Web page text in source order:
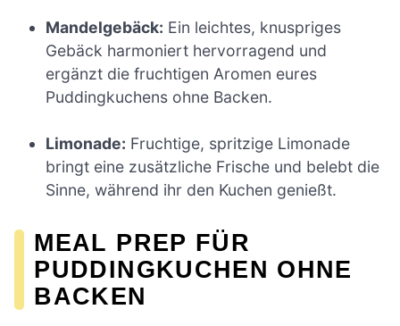
Mandelgebäck: Ein leichtes, knuspriges
Gebäck harmoniert hervorragend und
ergänzt die fruchtigen Aromen eures
Puddingkuchens ohne Backen.
Limonade: Fruchtige, spritzige Limonade
bringt eine zusätzliche Frische und belebt die
Sinne, während ihr den Kuchen genießt.
MEAL PREP FÜR
PUDDINGKUCHEN OHNE
BACKEN